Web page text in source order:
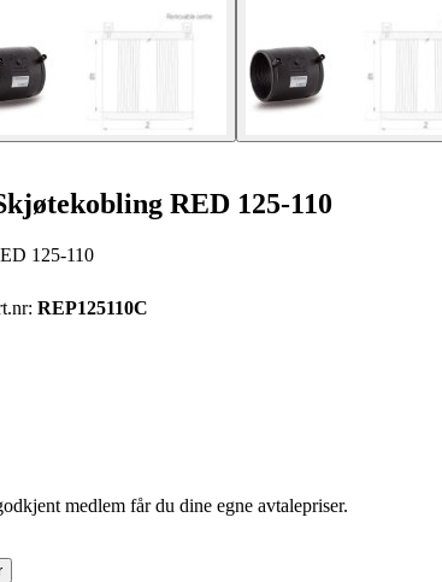
RED 125-110
125-110
REP125110C
medlem får du dine egne avtalepriser.